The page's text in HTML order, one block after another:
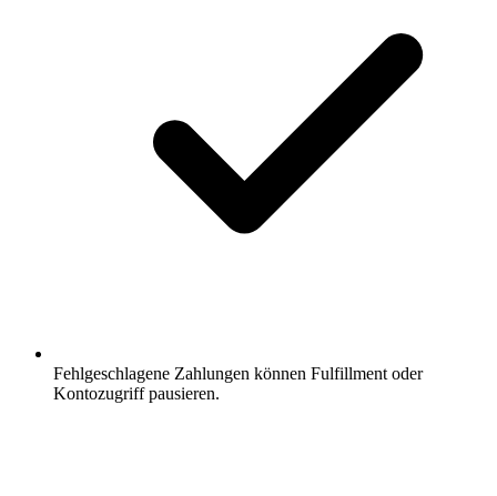
Fehlgeschlagene Zahlungen können Fulfillment oder
Kontozugriff pausieren.